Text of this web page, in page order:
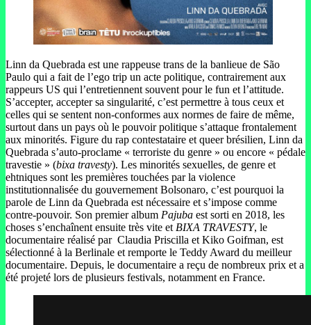
Linn da Quebrada est une rappeuse trans de la banlieue de São
Paulo qui a fait de l’ego trip un acte politique, contrairement aux
rappeurs US qui l’entretiennent souvent pour le fun et l’attitude.
S’accepter, accepter sa singularité, c’est permettre à tous ceux et
celles qui se sentent non-conformes aux normes de faire de même,
surtout dans un pays où le pouvoir politique s’attaque frontalement
aux minorités. Figure du rap contestataire et queer brésilien, Linn da
Quebrada s’auto-proclame « terroriste du genre » ou encore « pédale
travestie » (bixa travesty). Les minorités sexuelles, de genre et
ehtniques sont les premières touchées par la violence
institutionnalisée du gouvernement Bolsonaro, c’est pourquoi la
parole de Linn da Quebrada est nécessaire et s’impose comme
contre-pouvoir. Son premier album Pajuba est sorti en 2018, les
choses s’enchaînent ensuite très vite et BIXA TRAVESTY, le
documentaire réalisé par Claudia Priscilla et Kiko Goifman, est
sélectionné à la Berlinale et remporte le Teddy Award du meilleur
documentaire. Depuis, le documentaire a reçu de nombreux prix et a
été projeté lors de plusieurs festivals, notamment en France.